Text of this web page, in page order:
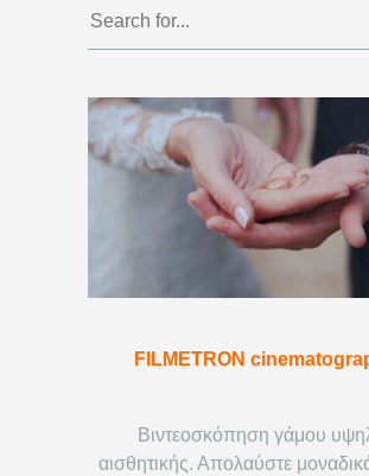
FILMETRON
Βιντεοσκόπηση γάμου
αισθητικής. Απολαύστε